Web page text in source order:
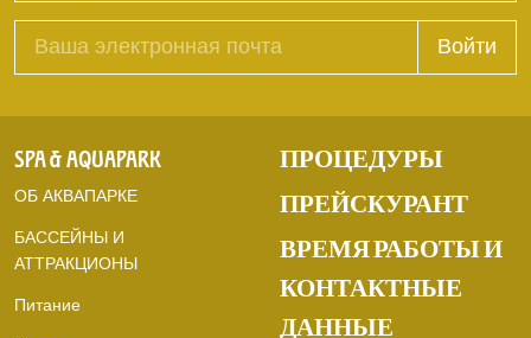
Войти
SPA & AQUAPARK
ОБ АКВАПАРКЕ
БАССЕЙНЫ И
АТТРАКЦИОНЫ
Питание
ПРОЦЕДУРЫ
ПРЕЙСКУРАНТ
ВРЕМЯ РАБОТЫ И
КОНТАКТНЫЕ
ДАННЫЕ